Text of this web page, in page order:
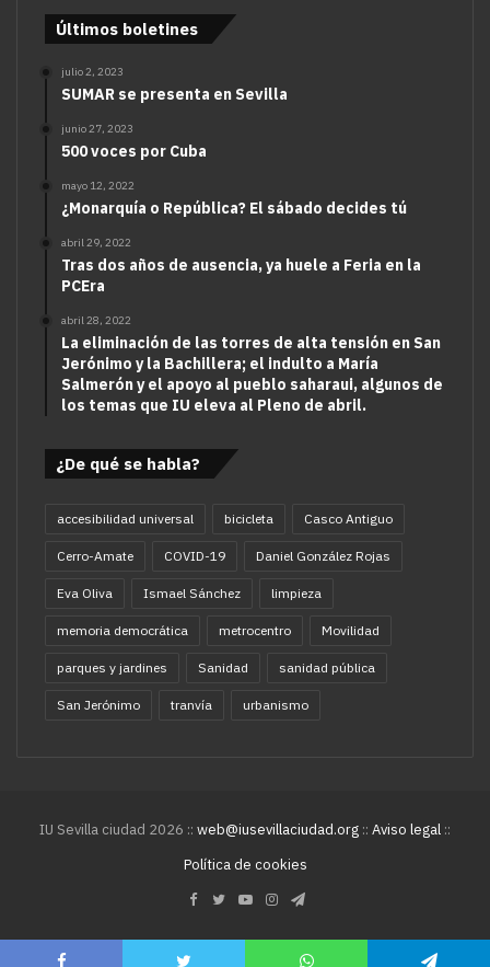
Últimos boletines
julio 2, 2023
SUMAR se presenta en Sevilla
junio 27, 2023
500 voces por Cuba
mayo 12, 2022
¿Monarquía o República? El sábado decides tú
abril 29, 2022
Tras dos años de ausencia, ya huele a Feria en la
PCEra
abril 28, 2022
La eliminación de las torres de alta tensión en San
Jerónimo y la Bachillera; el indulto a María
Salmerón y el apoyo al pueblo saharaui, algunos de
los temas que IU eleva al Pleno de abril.
¿De qué se habla?
accesibilidad universal bicicleta Casco Antiguo
Cerro-Amate COVID-19 Daniel González Rojas
Eva Oliva Ismael Sánchez limpieza
memoria democrática metrocentro Movilidad
parques y jardines Sanidad sanidad pública
San Jerónimo tranvía urbanismo
IU Sevilla ciudad 2026 :: web@iusevillaciudad.org :: Aviso legal ::
Política de cookies
Facebook
TwitterYouTubeInstagram
Telegram